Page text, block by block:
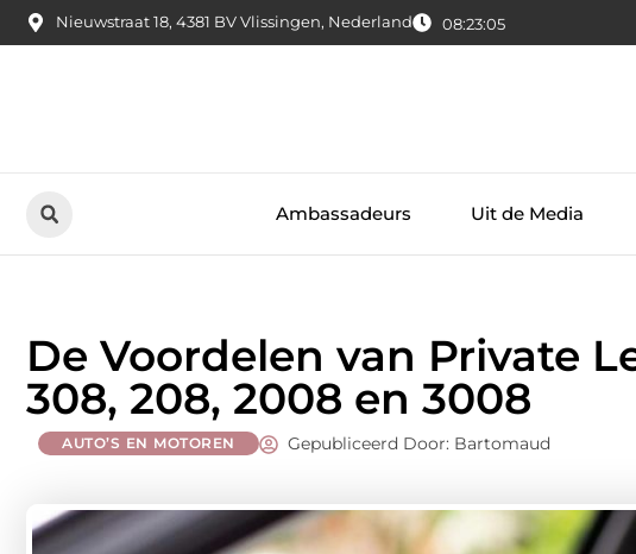
Nieuwstraat 18, 4381 BV Vlissingen, Nederland 08:23:06
Ambassadeurs Uit de Media
De Voordelen van Private
308, 208, 2008 en 3008
AUTO’S EN MOTOREN Gepubliceerd Door: Bartomaud